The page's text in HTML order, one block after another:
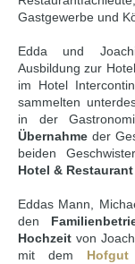
Gastgewerbe und
Edda und
Ausbildung zur
im Hotel
sammelten
in der
Übernahme der
beiden
Hotel & Restaurant
Eddas Mann,
den
Hochzeit von
mit dem